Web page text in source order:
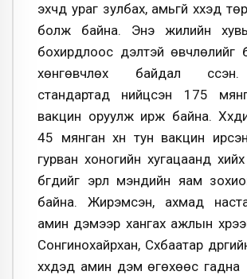
эхчүүд ураг зулбах, амьгүй хүүхэд
болж байна. Энэ жилийн
бохирдлоос үүдэлтэй өвчлөлийг
хөнгөвчлөх байдал
стандартад нийцсэн 175
вакцин оруулж ирж байна.
45 мянган хүн тун вакцин
гурван хоногийн хугацаанд
бүгдийг эрүүл мэндийн яам
байна. Жирэмсэн, ахмад настан,
амин дэмээр хангах ажлын
Сонгинохайрхан, Сүхбаатар
хүүхдэд амин дэм өгөхөөс гадна